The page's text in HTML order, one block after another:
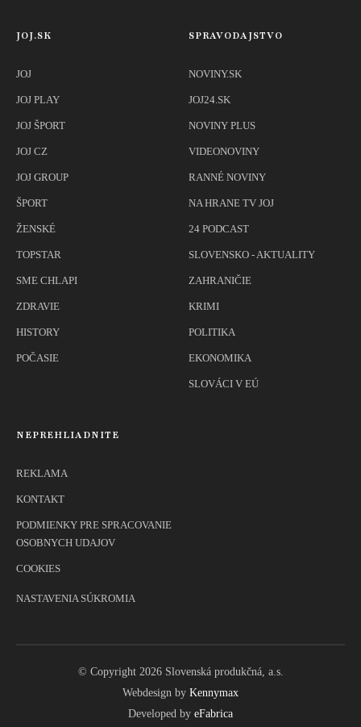
JOJ.SK
JOJ
JOJ PLAY
JOJ ŠPORT
JOJ CZ
JOJ GROUP
ŠPORT
ŽENSKÉ
TOPSTAR
SME CHLAPI
ZDRAVIE
HISTORY
POČASIE
SPRAVODAJSTVO
NOVINY.SK
JOJ24.SK
NOVINY PLUS
VIDEONOVINY
RANNÉ NOVINY
NA HRANE TV JOJ
24 PODCAST
SLOVENSKO - AKTUALITY
ZAHRANIČIE
KRIMI
POLITIKA
EKONOMIKA
SLOVÁCI V EÚ
NEPREHLIADNITE
REKLAMA
KONTAKT
PODMIENKY PRE SPRACOVANIE
OSOBNYCH UDAJOV
COOKIES
NASTAVENIA SÚKROMIA
© Copyright 2026 Slovenská produkčná, a.s.
Webdesign by Kennymax
Developed by eFabrica